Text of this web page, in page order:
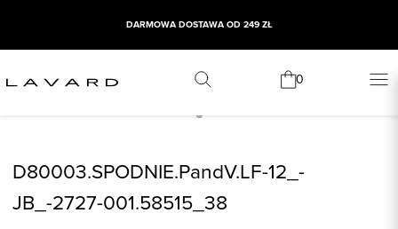
DARMOWA DOSTAWA OD 249 ZŁ
0
D80003.SPODNIE.PandV.LF-12_-
JB_-2727-001.58515_38